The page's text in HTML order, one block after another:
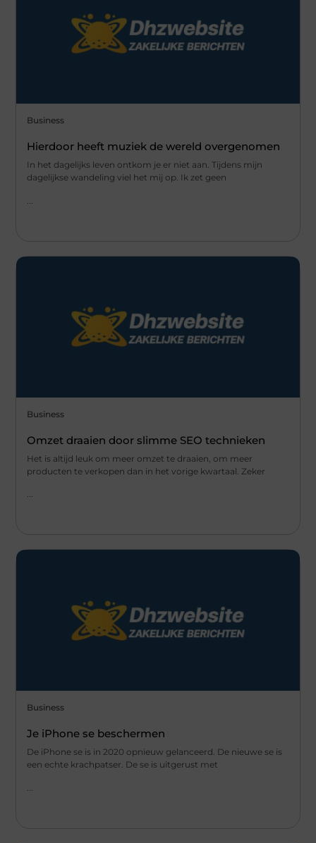
Business
Hierdoor heeft muziek de wereld overgenomen
In het dagelijks leven ontkom je er niet aan. Tijdens mijn
dagelijkse wandeling viel het mij op. Ik zet geen
Business
Omzet draaien door slimme SEO technieken
Het is altijd leuk om meer omzet te draaien, om meer
producten te verkopen dan in het vorige kwartaal. Zeker
...
Business
Je iPhone se beschermen
De iPhone se is in 2020 opnieuw gelanceerd. De nieuwe se is
een echte krachpatser. De se is uitgerust met